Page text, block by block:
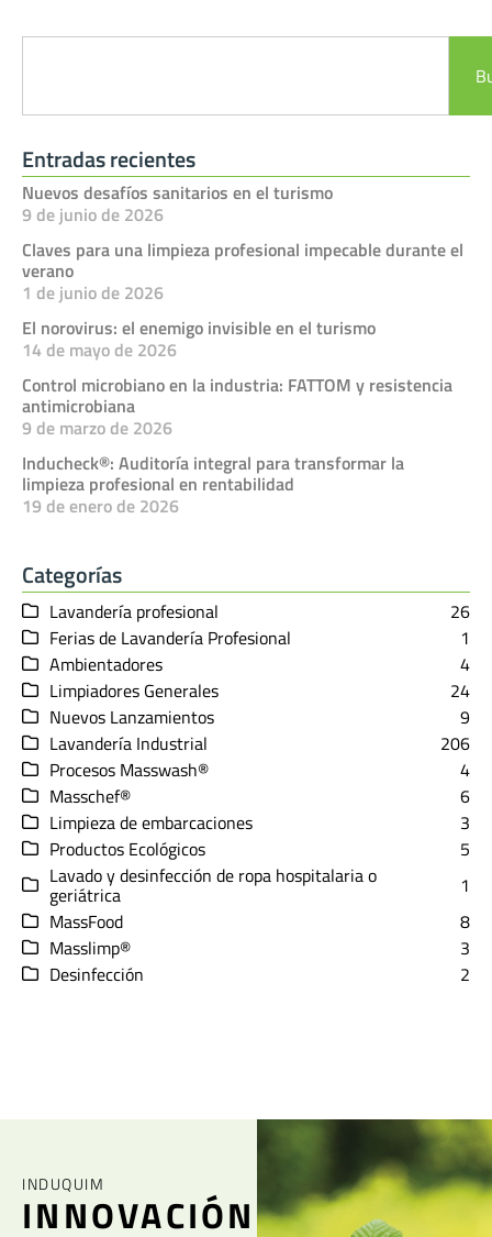
Entradas recientes
Nuevos desafíos sanitarios en el turismo
9 de junio de 2026
Claves para una limpieza profesional impecable durante el
verano
1 de junio de 2026
El norovirus: el enemigo invisible en el turismo
14 de mayo de 2026
Control microbiano en la industria: FATTOM y resistencia
antimicrobiana
9 de marzo de 2026
Inducheck®: Auditoría integral para transformar la
limpieza profesional en rentabilidad
19 de enero de 2026
Categorías
Lavandería profesional
26
Ferias de Lavandería Profesional
1
Ambientadores
4
Limpiadores Generales
24
Nuevos Lanzamientos
9
Lavandería Industrial
206
Procesos Masswash®
4
Masschef®
6
Limpieza de embarcaciones
3
Productos Ecológicos
5
Lavado y desinfección de ropa hospitalaria o
geriátrica
1
MassFood
8
Masslimp®
3
Desinfección
2
INDUQUIM
INNOVACIÓN